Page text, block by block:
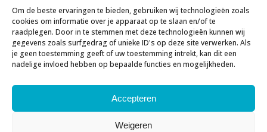
Om de beste ervaringen te bieden, gebruiken wij technologieën zoals
cookies om informatie over je apparaat op te slaan en/of te
raadplegen. Door in te stemmen met deze technologieën kunnen wij
gegevens zoals surfgedrag of unieke ID's op deze site verwerken. Als
je geen toestemming geeft of uw toestemming intrekt, kan dit een
nadelige invloed hebben op bepaalde functies en mogelijkheden.
Accepteren
Weigeren
Offerte